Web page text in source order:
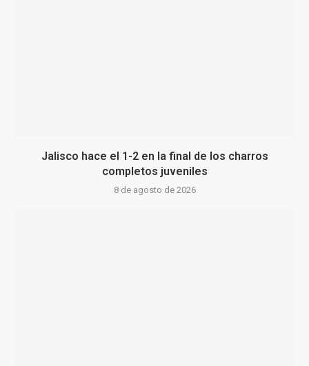
Jalisco hace el 1-2 en la final de los charros
completos juveniles
8 de agosto de 2026